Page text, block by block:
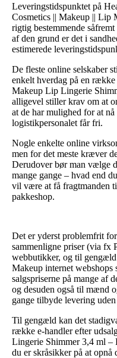
Leveringstidspunktet på
Cosmetics || Makeup || Lip
rigtig bestemmende
af den grund er det i
estimerede
De fleste online selskaber
enkelt hverdag på en
Makeup Lip Lingerie
alligevel stiller krav om at
at de har mulighed for at
logistikpersonalet får fri.
Nogle enkelte online
men for det meste kræver
Derudover bør man vælge
mange gange – hvad end
vil være at få fragtmanden
pakkeshop.
Det er yderst problemfrit
sammenligne priser (via fx
webbutikker, og til
Makeup internet webshops
salgspriserne på mange af
og desuden også til mænd
gange tilbyde levering
Til gengæld kan det
række e-handler efter
Lingerie Shimmer 3,4 ml –
du er skråsikker på at opnå